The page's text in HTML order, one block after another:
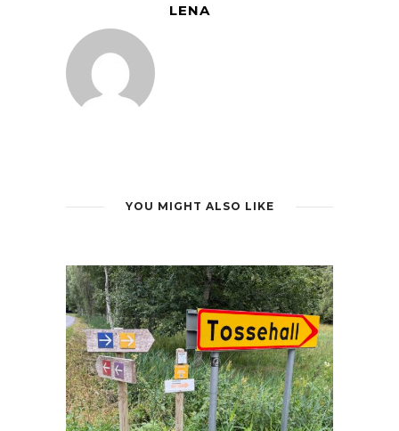
LENA
YOU MIGHT ALSO LIKE